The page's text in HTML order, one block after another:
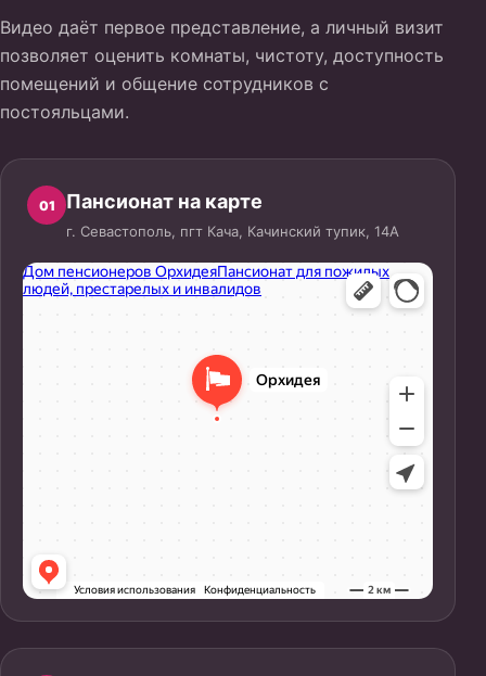
Видео даёт первое представление, а личный визит
позволяет оценить комнаты, чистоту, доступность
помещений и общение сотрудников с
постояльцами.
01 Пансионат на карте
г. Севастополь, пгт Кача, Качинский тупик, 14А